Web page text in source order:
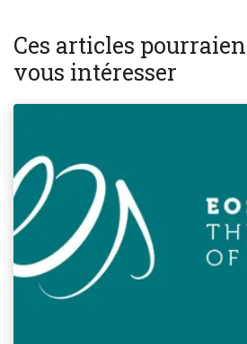
Ces articles
vous intéresser